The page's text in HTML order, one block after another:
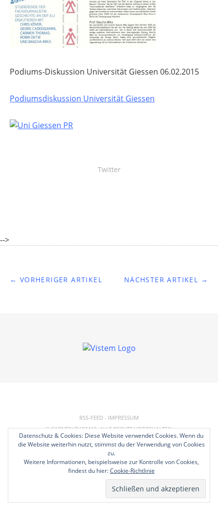
Datenschutz & Cookies: Diese Website verwendet Cookies. Wenn du
die Website weiterhin nutzt, stimmst du der Verwendung von Cookies
zu.
Weitere Informationen, beispielsweise zur Kontrolle von Cookies,
findest du hier:Cookie-Richtlinie
Podiums-Diskussion Universität Giessen 06.02.2015
Podiumsdiskussion Universität Giessen
Twitter
-->
NÄCHSTER ARTIKEL →
← VORHERIGER ARTIKEL
RSS-FEED - IMPRESSUM
© CARMEN THOMAS. ALLE RECHTE VORBEHALTEN.
REALISIERUNG: HP
TOP